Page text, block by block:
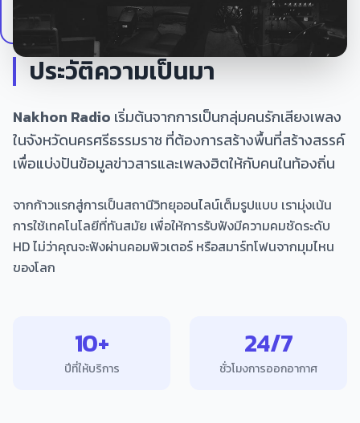
ประวัติความเป็นมา
Nakhon Radio เริ่มต้นจากการเป็นกลุ่มคนรักเสียงเพลง
ในจังหวัดนครศรีธรรมราช ที่ต้องการสร้างพื้นที่สร้างสรรค์
เพื่อแบ่งปันข้อมูลข่าวสารและเพลงฮิตให้กับคนในท้องถิ่น
จากก้าวแรกสู่การเป็นสถานีวิทยุออนไลน์เต็มรูปแบบ เรามุ่งเน้น
การใช้เทคโนโลยีที่ทันสมัย เพื่อให้การรับฟังมีความคมชัดระดับ
HD ไม่ว่าคุณจะฟังผ่านคอมพิวเตอร์ หรือสมาร์ทโฟนจากมุมไหน
ของโลก
10+
ปีที่ให้บริการ
24/7
ชั่วโมงการออกอากาศ